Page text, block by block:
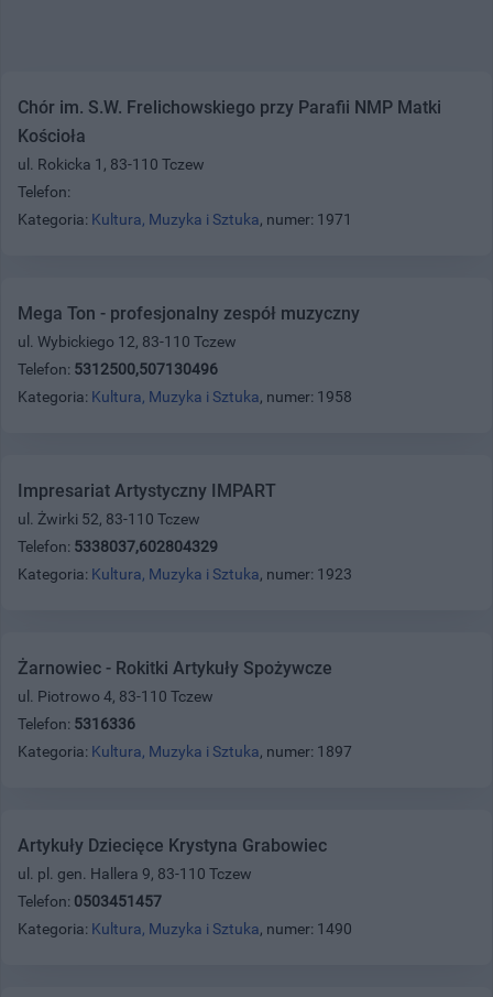
Chór im. S.W. Frelichowskiego przy Parafii NMP Matki
Kościoła
ul. Rokicka 1, 83-110 Tczew
Telefon:
Kategoria: Kultura, Muzyka i Sztuka, numer: 1971
Mega Ton - profesjonalny zespół muzyczny
ul. Wybickiego 12, 83-110 Tczew
Telefon: 5312500,507130496
Kategoria: Kultura, Muzyka i Sztuka, numer: 1958
Impresariat Artystyczny IMPART
ul. Żwirki 52, 83-110 Tczew
Telefon: 5338037,602804329
Kategoria: Kultura, Muzyka i Sztuka, numer: 1923
Żarnowiec - Rokitki Artykuły Spożywcze
ul. Piotrowo 4, 83-110 Tczew
Telefon: 5316336
Kategoria: Kultura, Muzyka i Sztuka, numer: 1897
Artykuły Dziecięce Krystyna Grabowiec
ul. pl. gen. Hallera 9, 83-110 Tczew
Telefon: 0503451457
Kategoria: Kultura, Muzyka i Sztuka, numer: 1490